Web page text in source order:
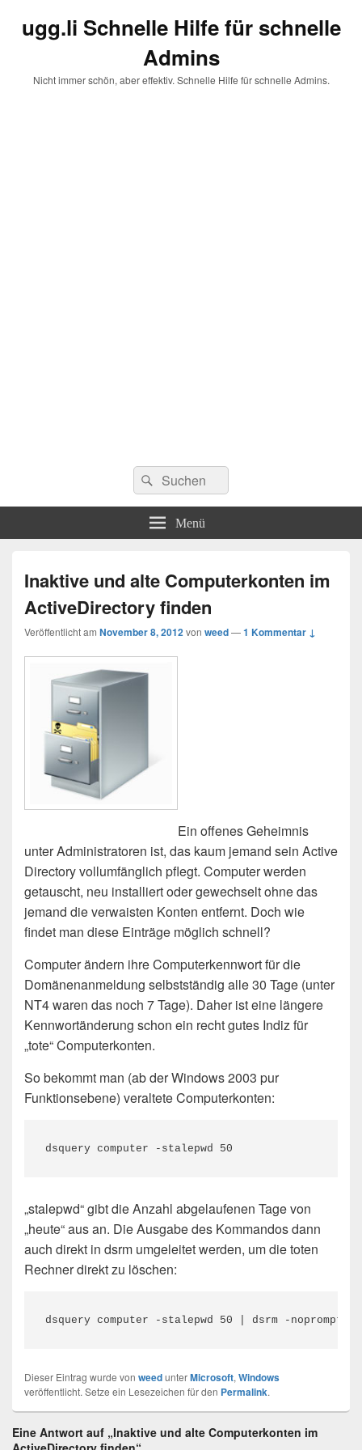
ugg.li Schnelle Hilfe für schnelle
Admins
Nicht immer schön, aber effektiv. Schnelle Hilfe für schnelle Admins.
Suchen
nach:
Suchen
Menü
Inaktive und alte Computerkonten im
ActiveDirectory finden
Veröffentlicht am November 8, 2012von weed—1 Kommentar ↓
Ein offenes Geheimnis
unter Administratoren ist, das kaum jemand sein Active
Directory vollumfänglich pflegt. Computer werden
getauscht, neu installiert oder gewechselt ohne das
jemand die verwaisten Konten entfernt. Doch wie
findet man diese Einträge möglich schnell?
Computer ändern ihre Computerkennwort für die
Domänenanmeldung selbstständig alle 30 Tage (unter
NT4 waren das noch 7 Tage). Daher ist eine längere
Kennwortänderung schon ein recht gutes Indiz für
„tote“ Computerkonten.
So bekommt man (ab der Windows 2003 pur
Funktionsebene) veraltete Computerkonten:
dsquery computer -stalepwd 50
„stalepwd“ gibt die Anzahl abgelaufenen Tage von
„heute“ aus an. Die Ausgabe des Kommandos dann
auch direkt in dsrm umgeleitet werden, um die toten
Rechner direkt zu löschen:
dsquery computer -stalepwd 50 | dsrm -noprompt -c
Dieser Eintrag wurde von weedunterMicrosoft, Windows
veröffentlicht. Setze ein Lesezeichen für den Permalink.
Eine Antwort auf „Inaktive und alte Computerkonten im